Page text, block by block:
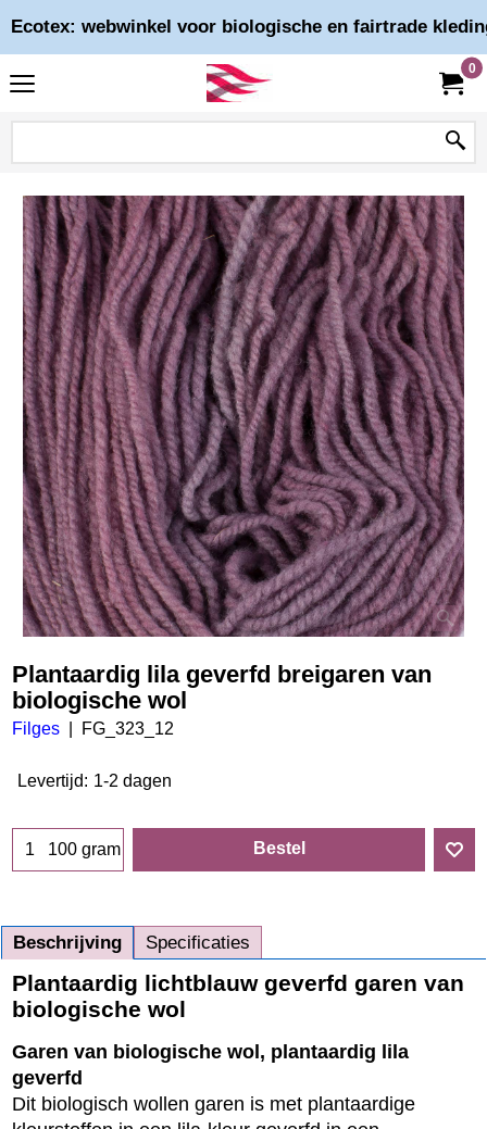
Ecotex: webwinkel voor biologische en fairtrade
0
Plantaardig lila geverfd breigaren van
biologische wol
Filges FG_323_12
Levertijd: 1-2 dagen
100 gram Bestel
Beschrijving Specificaties
Plantaardig lichtblauw geverfd garen van
biologische wol
Garen van biologische wol, plantaardig lila
geverfd
Dit biologisch wollen garen is met plantaardige